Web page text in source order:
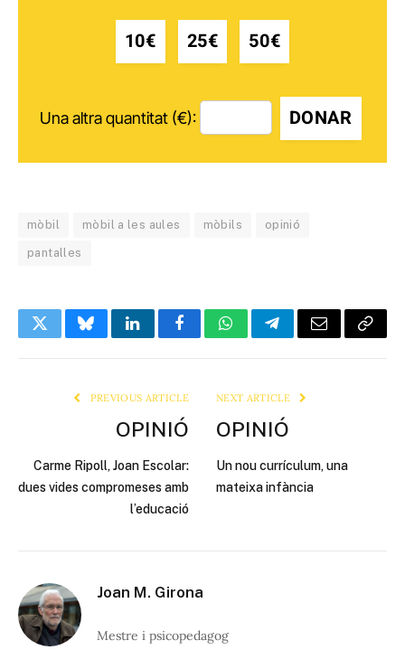
10€ 25€ 50€
Una altra quantitat (€): DONAR
mòbil mòbil a les aules mòbils opinió
pantalles
TwitterBlueskyLinkedInFacebookWhatsAppTelegramEmail Copy
PREVIOUS ARTICLE
OPINIÓ
Carme Ripoll, Joan Escolar:
dues vides compromeses amb
l’educació
NEXT ARTICLE
OPINIÓ
Un nou currículum, una
mateixa infància
Joan M. Girona
Mestre i psicopedagog